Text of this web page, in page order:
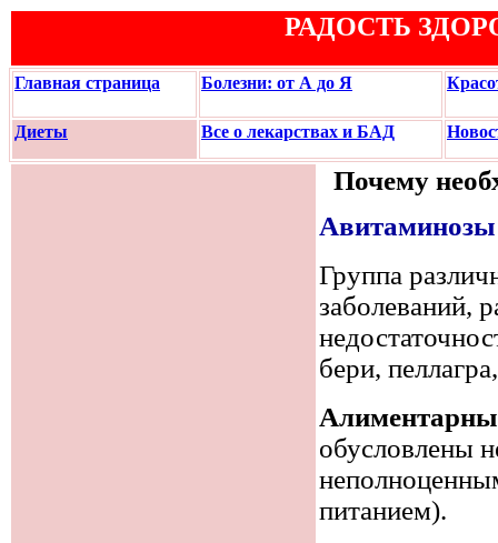
РАДОСТЬ
Главная страница Болезни: от А до Я
Диеты Все о лекарствах и БАД
Почему
Авитаминозы
Группа
заболеваний,
бери,
обусловлены
питанием).